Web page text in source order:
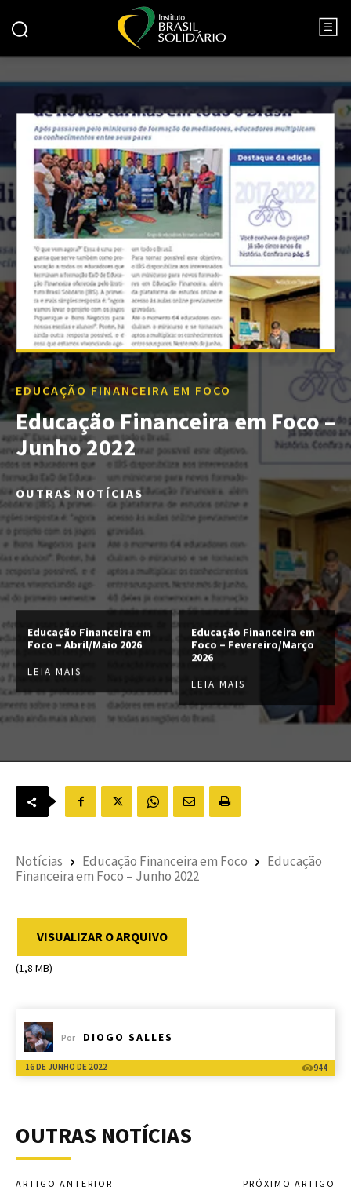
EDUCAÇÃO FINANCEIRA EM FOCO
Educação Financeira em Foco –
Junho 2022
OUTRAS NOTÍCIAS
Educação Financeira em
Foco – Abril/Maio 2026
LEIA MAIS
Educação Financeira em
Foco – Fevereiro/Março
2026
LEIA MAIS
Notícias Educação Financeira em Foco
Educação
Financeira em Foco – Junho 2022
VISUALIZAR O ARQUIVO
(1,8 MB)
Por DIOGO SALLES
16 DE JUNHO DE 2022 944
OUTRAS NOTÍCIAS
ARTIGO ANTERIOR PRÓXIMO ARTIGO